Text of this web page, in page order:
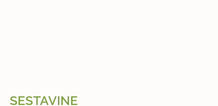
SESTAVINE